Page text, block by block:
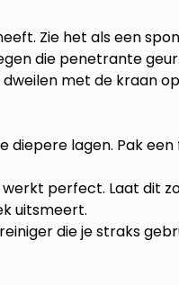
Zie het als een
die penetrante geur.
met de kraan
lagen. Pak
perfect. Laat dit
uitsmeert.
die je straks